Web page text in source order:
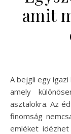
amit
A bejgli egy igazi klasszikus a magyar édességek világában,
amely
asztalokra. Az
finomság
emléket